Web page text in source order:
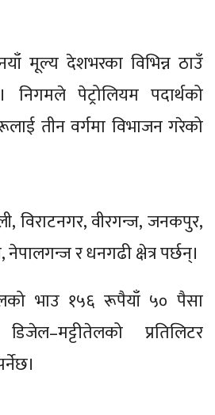
मूल्य देशभरका विभिन्न ठाउँ
पेट्रोलियम पदार्थको
तीन वर्गमा विभाजन गरेको
विराटनगर, वीरगन्ज, जनकपुर,
र धनगढी क्षेत्र पर्छन्।
भाउ १५६ रूपैयाँ ५० पैसा
प्रतिलिटर